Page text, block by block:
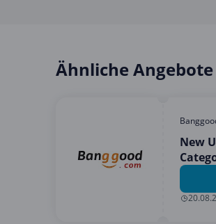
Ähnliche Angebote
New